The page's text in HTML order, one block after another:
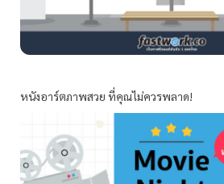
หนังอาร์ตภาพสวย ที่คุณไม่ควรพลาด!